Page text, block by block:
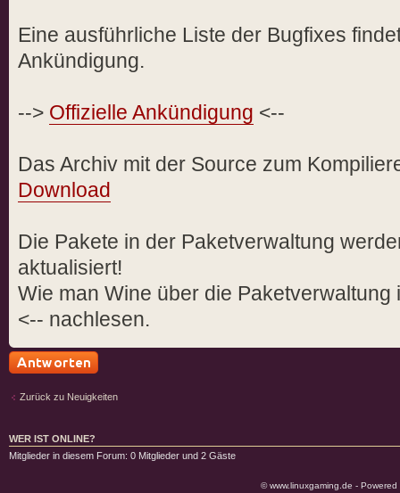
Eine ausführliche Liste der Bugfixes
Ankündigung.
--> Offizielle Ankündigung <--
Das Archiv mit der Source zum
Download
Die Pakete in der Paketverwaltung
aktualisiert!
Wie man Wine über die
<-- nachlesen.
Zurück zu Neuigkeiten
WER IST ONLINE?
Mitglieder in diesem Forum: 0 Mitglieder und 2 Gäste
© www.linuxgaming.de -